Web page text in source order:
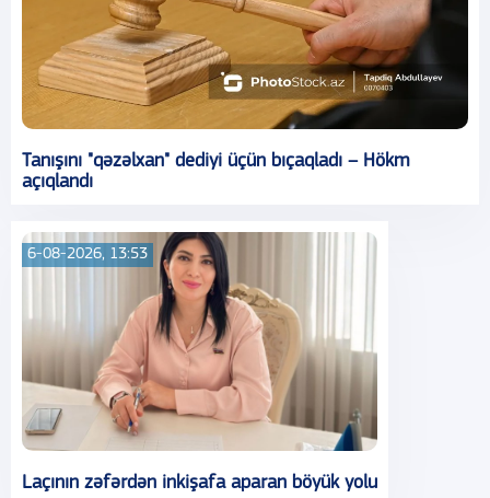
Tanışını "qəzəlxan" dediyi üçün bıçaqladı – Hökm
açıqlandı
6-08-2026, 13:53
Laçının zəfərdən inkişafa aparan böyük yolu